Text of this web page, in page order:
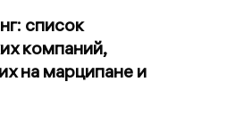
список
компаний,
на марципане и